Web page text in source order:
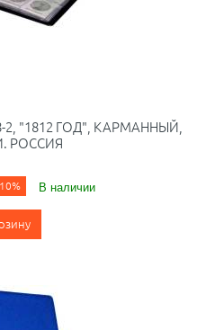
"1812 ГОД", КАРМАННЫЙ,
РОССИЯ
10% В наличии